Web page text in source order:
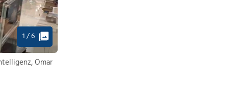
1 / 6
Omar